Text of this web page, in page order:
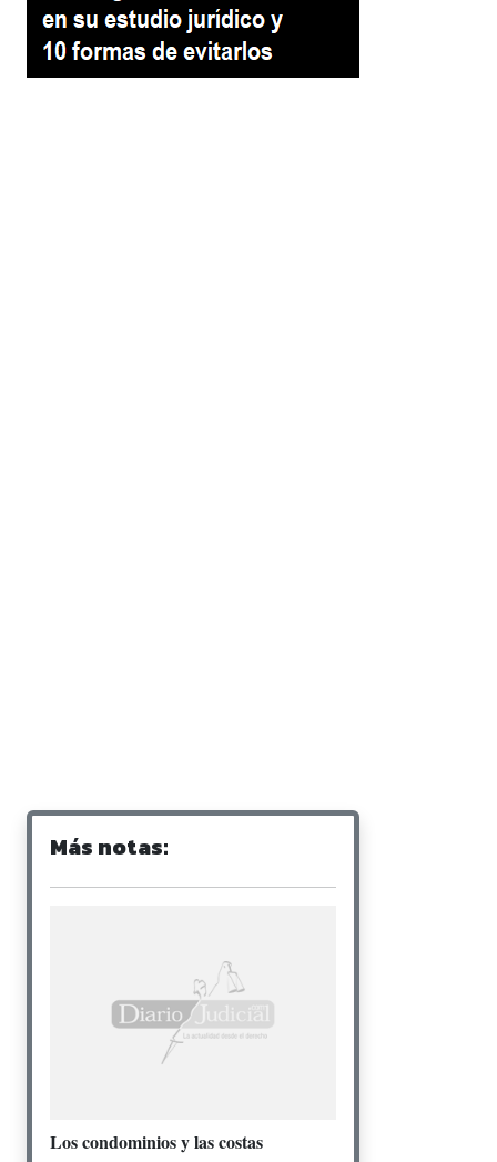
Más notas:
Los condominios y las costas